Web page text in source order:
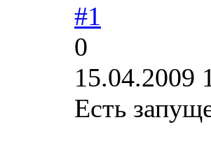
#1
0
15.04.2009
Есть